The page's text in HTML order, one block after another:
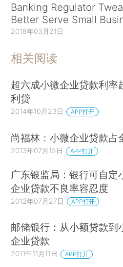
Banking Regulator
Better Serve Small
2018年03月21日
相关阅读
超六成小微企业贷款利率
利贷
2014年10月23日 APP打开
尚福林：小微企业贷款占
2013年07月15日 APP打开
广东银监局：银行可自定
企业贷款不良率容忍度
2012年07月27日 APP打开
邮储银行：从小额贷款到
企业贷款
2011年11月11日 APP打开